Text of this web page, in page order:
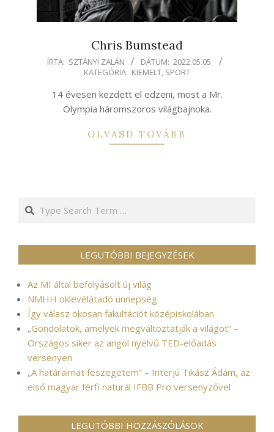
Chris Bumstead
2022-
ÍRTA: SZTÁNYI ZALÁN DÁTUM: 2022.05.05.
KATEGÓRIA: KIEMELT SPORT
14 évesen kezdett el edzeni, most a Mr.
Olympia háromszoros világbajnoka.
OLVASD TOVÁBB
Search
LEGUTÓBBI BEJEGYZÉSEK
Az MI által befolyásolt új világ
NMHH oklevélátadó ünnepség
Így válasz okosan fakultációt középiskolában
„Gondolatok, amelyek megváltoztatják a világot” –
Országos siker az angol nyelvű TED-előadás
versenyen
„A határaimat feszegetem” – Interjú Tikász Ádám, az
első magyar férfi naturál IFBB Pro versenyzővel
LEGUTÓBBI HOZZÁSZÓLÁSOK